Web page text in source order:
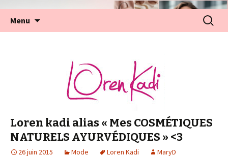
Menu
Loren kadi alias « Mes COSMÉTIQUES
NATURELS AYURVÉDIQUES » <3
26 juin 2015 Mode Loren Kadi MaryD